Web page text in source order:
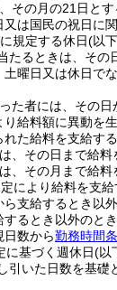
その月の21日とす
は国民の祝日に
規定する休日(以
たるときは、その
土曜日又は休日で
た者には、その日
り給料額に異動を
た給料を支給する
、その日まで給料
、その月まで給料
により給料を支
支給するとき以
るとき以外のと
日数から勤務時間
に基づく週休日(以
引いた日数を基礎